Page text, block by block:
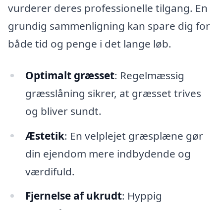
vurderer deres professionelle tilgang. En
grundig sammenligning kan spare dig for
både tid og penge i det lange løb.
Optimalt græsset: Regelmæssig
græsslåning sikrer, at græsset trives
og bliver sundt.
Æstetik: En velplejet græsplæne gør
din ejendom mere indbydende og
værdifuld.
Fjernelse af ukrudt: Hyppig